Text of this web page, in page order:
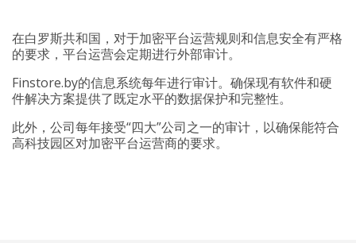
在白罗斯共和国，对于加密平台运营规则和信息安全有严格
的要求，平台运营会定期进行外部审计。
Finstore.by的信息系统每年进行审计。确保现有软件和硬
件解决方案提供了既定水平的数据保护和完整性。
此外，公司每年接受“四大”公司之一的审计 ，以确保能符合
高科技园区对加密平台运营商的要求。